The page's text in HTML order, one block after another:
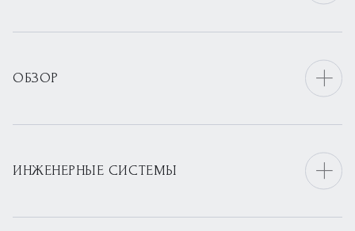
ОБЗОР
ИНЖЕНЕРНЫЕ СИСТЕМЫ